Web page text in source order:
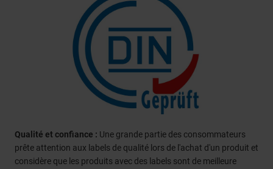
Qualité et confiance : Une grande partie des consommateurs
prête attention aux labels de qualité lors de l'achat d'un produit et
considère que les produits avec des labels sont de meilleure